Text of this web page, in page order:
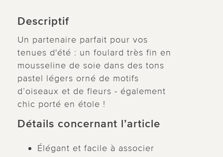
Descriptif
Un partenaire parfait pour vos
tenues d'été : un foulard très fin en
mousseline de soie dans des tons
pastel légers orné de motifs
d’oiseaux et de fleurs - également
chic porté en étole !
Détails concernant l’article
Élégant et facile à associer